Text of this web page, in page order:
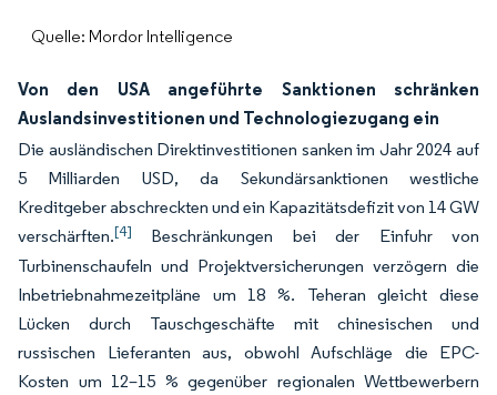
Quelle: Mordor Intelligence
Von den USA angeführte Sanktionen schränken
Auslandsinvestitionen und Technologiezugang ein
Die ausländischen Direktinvestitionen sanken im Jahr 2024 auf
5 Milliarden USD, da Sekundärsanktionen westliche
Kreditgeber abschreckten und ein Kapazitätsdefizit von 14 GW
verschärften.[4]
Beschränkungen bei der Einfuhr von
Turbinenschaufeln und Projektversicherungen verzögern die
Inbetriebnahmezeitpläne um 18 %. Teheran gleicht diese
Lücken durch Tauschgeschäfte mit chinesischen und
russischen Lieferanten aus, obwohl Aufschläge die EPC-
Kosten um 12–15 % gegenüber regionalen Wettbewerbern